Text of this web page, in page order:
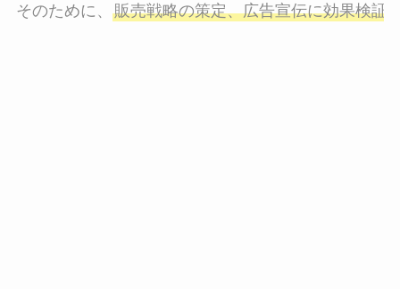
そのために、 販売戦略の策定、広告宣伝に効果検証